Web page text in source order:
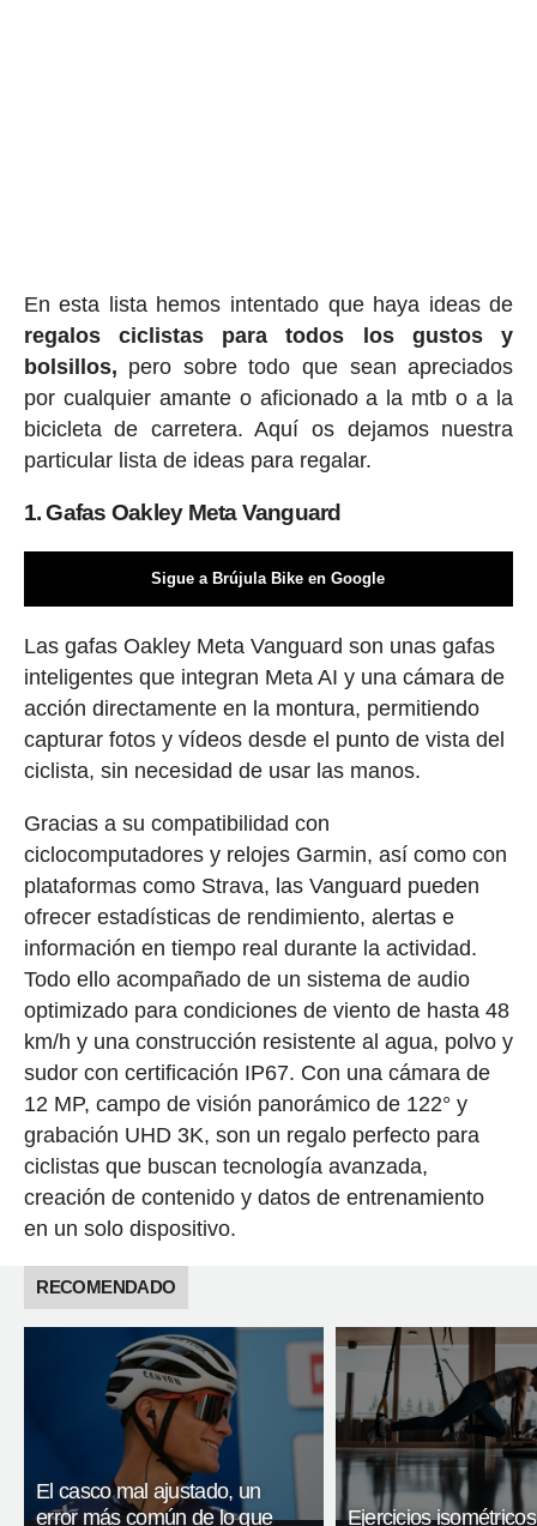
En esta lista hemos intentado que haya ideas de
regalos ciclistas para todos los gustos y
bolsillos, pero sobre todo que sean apreciados
por cualquier amante o aficionado a la mtb o a la
bicicleta de carretera. Aquí os dejamos nuestra
particular lista de ideas para regalar.
1. Gafas Oakley Meta Vanguard
Sigue a Brújula Bike en Google
Las gafas Oakley Meta Vanguard son unas gafas
inteligentes que integran Meta AI y una cámara de
acción directamente en la montura, permitiendo
capturar fotos y vídeos desde el punto de vista del
ciclista, sin necesidad de usar las manos.
Gracias a su compatibilidad con
ciclocomputadores y relojes Garmin, así como con
plataformas como Strava, las Vanguard pueden
ofrecer estadísticas de rendimiento, alertas e
información en tiempo real durante la actividad.
Todo ello acompañado de un sistema de audio
optimizado para condiciones de viento de hasta 48
km/h y una construcción resistente al agua, polvo y
sudor con certificación IP67. Con una cámara de
12 MP, campo de visión panorámico de 122° y
grabación UHD 3K, son un regalo perfecto para
ciclistas que buscan tecnología avanzada,
creación de contenido y datos de entrenamiento
en un solo dispositivo.
RECOMENDADO
El casco mal ajustado, un
error más común de lo que
Ejercicios